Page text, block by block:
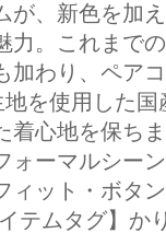
が、新色を加
力。これまで
加わり、ペア
を使用した
着心地を保ち
ォーマルシー
ィット・ボタ
テムタグ】か